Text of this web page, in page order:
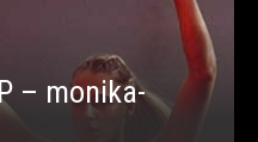
– monika-